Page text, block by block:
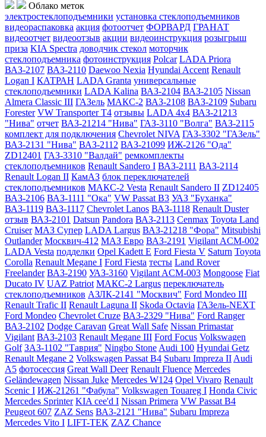
Облако меток
электростеклоподъемники установка стеклоподъемников
видеораспаковка акция фотоотчет ФОРВАРД ГРАНАТ
видеоотчет видеоотзыв акции видеоинструкция розыгрыш
приза KIA Spectra доводчик стекол моторчик
стеклоподъемника фотоинструкция Polcar LADA Priora
ВАЗ-2107 ВАЗ-2110 Daewoo Nexia Hyundai Accent Renault
Logan I КАТРАН LADA Granta универсальные
стеклоподъемники LADA Kalina ВАЗ-2104 ВАЗ-2105 Nissan
Almera Classic III ГАЗель МАКС-2 ВАЗ-2108 ВАЗ-2109 Subaru
Forester VW Transporter T4 отзывы LADA 4x4 ВАЗ-21213
"Нива" отчет ВАЗ-21214 "Нива" ГАЗ-3110 "Волга" ВАЗ-2115
комплект для подключения Chevrolet NIVA ГАЗ-3302 "ГАЗель"
ВАЗ-2131 "Нива" ВАЗ-2112 ВАЗ-21099 ИЖ-2126 "Ода"
ZD12401 ГАЗ-3310 "Валдай" ремкомплекты
стеклоподъемников Renault Sandero I ВАЗ-2111 ВАЗ-2114
Renault Logan II КамАЗ блок переключателей
стеклоподъемников МАКС-2 Vesta Renault Sandero II ZD12405
ВАЗ-2106 ВАЗ-1111 "Ока" VW Passat B3 УАЗ "Буханка"
ВАЗ-1119 ВАЗ-1117 Chevrolet Lanos ВАЗ-1118 Renault Duster
отзыв ВАЗ-2101 Datsun Pandora ВАЗ-2113 Cenmax Toyota Land
Cruiser МАЗ Супер LADA Largus ВАЗ-21218 "Фора" Mitsubishi
Outlander Москвич-412 МАЗ Евро ВАЗ-2191 Vigilant ACM-002
LADA Vesta подделки Opel Kadett E Ford Fiesta V Saturn Toyota
Corolla Renault Megane I Ford Fiesta тесты Land Rover
Freelander ВАЗ-2190 УАЗ-3160 Vigilant ACM-003 Mongoose Fiat
Ducato IV UAZ Patriot МАКС-2 Largus переключатель
стеклоподъемников АЗЛК-2141 "Москвич" Ford Mondeo III
Renault Trafic II Renault Laguna II Skoda Octavia ГАЗель-NEXT
Ford Mondeo Chevrolet Cruze ВАЗ-2329 "Нива" Ford Ranger
ВАЗ-2102 Dodge Caravan Great Wall Safe Nissan Primastar
Vigilant ВАЗ-2103 Renault Megane III Ford Focus Volkswagen
Golf ЗАЗ-1102 "Таврия" Ningbo Stone Audi 100 Hyundai Getz
Renault Megane 2 Volkswagen Passat B4 Subaru Impreza II Audi
A5 фотосессия Great Wall Deer Renault Fluence Mercedes
Geländewagen Nissan Juke Mercedes W124 Opel Vivaro Renault
Scenic I ИЖ-21261 "Фабула" Volkswagen Touareg I Honda Civic
Mercedes Sprinter KIA cee'd I Nissan Primera VW Passat B4
Peugeot 607 ZAZ Sens ВАЗ-2121 "Нива" Subaru Impreza
Mercedes Vito I LIFT-TEK ZAZ Chance